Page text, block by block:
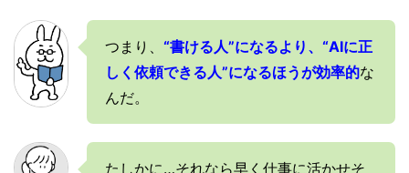
つまり、 “書ける人”になるより、“AIに正
しく依頼できる人”になるほうが効率的な
んだ。
たしかに…それなら早く仕事に活かせそ